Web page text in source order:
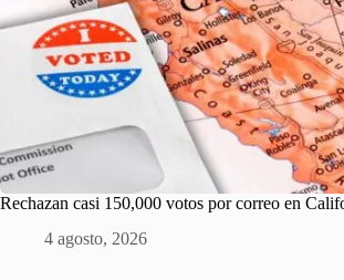
Rechazan casi 150,000 votos por correo en
4 agosto, 2026